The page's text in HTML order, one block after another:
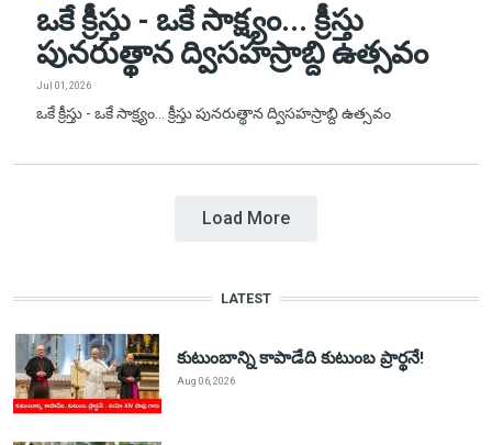
ఒకే క్రీస్తు - ఒకే సాక్ష్యం... క్రీస్తు
పునరుత్థాన ద్విసహస్రాబ్ది ఉత్సవం
Jul 01, 2026
ఒకే క్రీస్తు - ఒకే సాక్ష్యం... క్రీస్తు పునరుత్థాన ద్విసహస్రాబ్ది ఉత్సవం
Load More
LATEST
కుటుంబాన్ని కాపాడేది కుటుంబ ప్రార్థనే!
Aug 06, 2026